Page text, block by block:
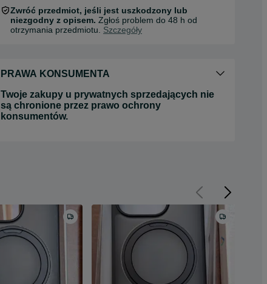
Zwróć przedmiot, jeśli jest uszkodzony lub
niezgodny z opisem. Zgłoś problem do 48 h od
otrzymania przedmiotu. Szczegóły
PRAWA KONSUMENTA
Twoje zakupy u prywatnych sprzedających nie
są chronione przez prawo ochrony
konsumentów.